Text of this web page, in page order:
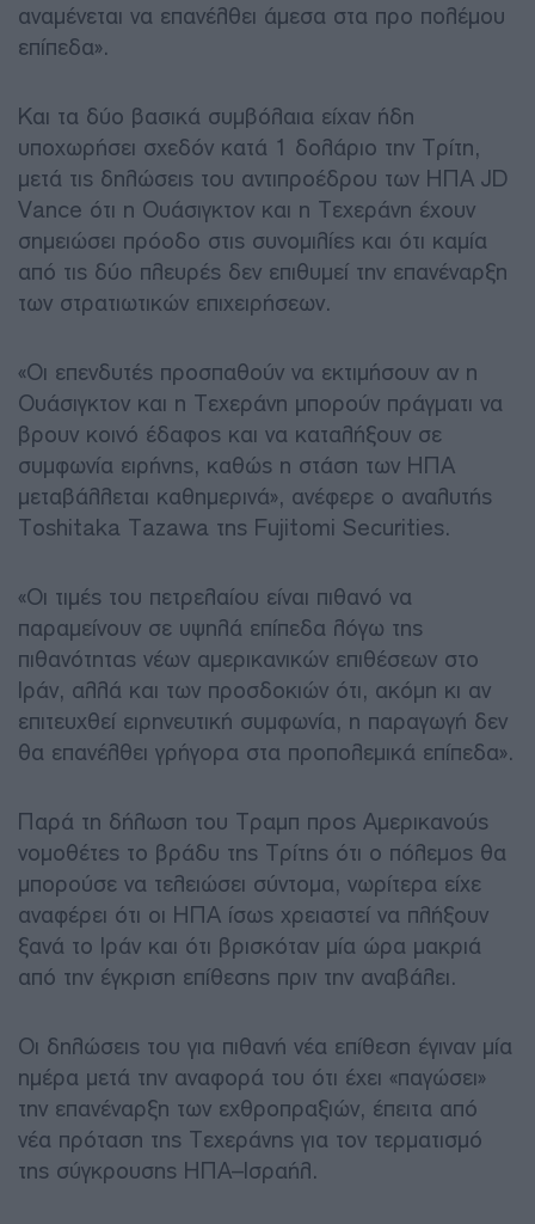
αναμένεται να επανέλθει άμεσα στα προ πολέμου
επίπεδα».
Και τα δύο βασικά συμβόλαια είχαν ήδη
υποχωρήσει σχεδόν κατά 1 δολάριο την Τρίτη,
μετά τις δηλώσεις του αντιπροέδρου των ΗΠΑ JD
Vance ότι η Ουάσιγκτον και η Τεχεράνη έχουν
σημειώσει πρόοδο στις συνομιλίες και ότι καμία
από τις δύο πλευρές δεν επιθυμεί την επανέναρξη
των στρατιωτικών επιχειρήσεων.
«Οι επενδυτές προσπαθούν να εκτιμήσουν αν η
Ουάσιγκτον και η Τεχεράνη μπορούν πράγματι να
βρουν κοινό έδαφος και να καταλήξουν σε
συμφωνία ειρήνης, καθώς η στάση των ΗΠΑ
μεταβάλλεται καθημερινά», ανέφερε ο αναλυτής
Toshitaka Tazawa της Fujitomi Securities.
«Οι τιμές του πετρελαίου είναι πιθανό να
παραμείνουν σε υψηλά επίπεδα λόγω της
πιθανότητας νέων αμερικανικών επιθέσεων στο
Ιράν, αλλά και των προσδοκιών ότι, ακόμη κι αν
επιτευχθεί ειρηνευτική συμφωνία, η παραγωγή δεν
θα επανέλθει γρήγορα στα προπολεμικά επίπεδα».
Παρά τη δήλωση του Τραμπ προς Αμερικανούς
νομοθέτες το βράδυ της Τρίτης ότι ο πόλεμος θα
μπορούσε να τελειώσει σύντομα, νωρίτερα είχε
αναφέρει ότι οι ΗΠΑ ίσως χρειαστεί να πλήξουν
ξανά το Ιράν και ότι βρισκόταν μία ώρα μακριά
από την έγκριση επίθεσης πριν την αναβάλει.
Οι δηλώσεις του για πιθανή νέα επίθεση έγιναν μία
ημέρα μετά την αναφορά του ότι έχει «παγώσει»
την επανέναρξη των εχθροπραξιών, έπειτα από
νέα πρόταση της Τεχεράνης για τον τερματισμό
της σύγκρουσης ΗΠΑ–Ισραήλ.